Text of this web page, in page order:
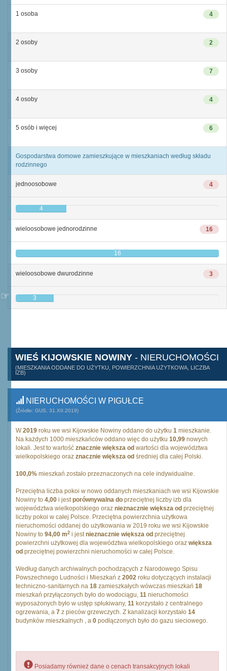
4
1 osoba
2
2 osoby
7
3 osoby
4
4 osoby
6
5 osób i więcej
Gospodarstwa domowe zamieszkujące w mieszkaniach według składu
rodzinnego
4
jednoosobowe
4
16
wieloosobowe jednorodzinne
16
3
wieloosobowe dwurodzinne
3
WIEŚ KIJOWSKIE NOWINY - NIERUCHOMOŚCI
(MIESZKANIA ODDANE DO UŻYTKU, POWIERZCHNIA UŻYTKOWA, LICZBA
IZB)
NIERUCHOMOŚCI W PIGUŁCE
(Źródło: GUS, 31.XII.2019)
W2019 roku we wsi Kijowskie Nowiny oddano do użytku 1 mieszkanie.
Na każdych 1000 mieszkańców oddano więc do użytku 10,99 nowych
lokali. Jest to wartość znacznie większa od wartości dla województwa
wielkopolskiego oraz znacznie większa od średniej dla całej Polski.
100,0% mieszkań zostało przeznaczonych na cele indywidualne.
Przeciętna liczba pokoi w nowo oddanych mieszkaniach we wsi Kijowskie
Nowiny to 4,00 i jestporównywalna do przeciętnej liczby izb dla
województwa wielkopolskiego oraz nieznacznie większa od przeciętnej
liczby pokoi w całej Polsce. Przeciętna powierzchnia użytkowa
nieruchomości oddanej do użytkowania w 2019 roku we wsi Kijowskie
Nowiny to 94,00 m2 i jestnieznacznie większa od przeciętnej
powierzchni użytkowej dla województwa wielkopolskiego oraz większa
od przeciętnej powierzchni nieruchomości w całej Polsce.
Według danych archiwalnych pochodzących z Narodowego Spisu
Powszechnego Ludności i Mieszkań z 2002 roku dotyczących instalacji
techniczno-sanitarnych na 18 zamieszkałych wówczas mieszkań 18
mieszkań przyłączonych było do wodociągu, 11 nieruchomości
wyposażonych było w ustęp spłukiwany, 11 korzystało z centralnego
ogrzewania, a 7 z pieców grzewczych. Z kanalizacji korzystało 14
budynków mieszkalnych , a 0 podłączonych było do gazu sieciowego.
Posiadamy również dane o cenach transakcyjnych lokali